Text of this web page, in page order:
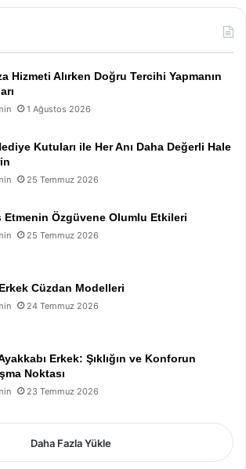
Hizmeti Alırken Doğru Tercihi Yapmanın
1 Ağustos 2026
Kutuları ile Her Anı Daha Değerli Hale
25 Temmuz 2026
Etmenin Özgüvene Olumlu Etkileri
25 Temmuz 2026
Cüzdan Modelleri
24 Temmuz 2026
Erkek: Şıklığın ve Konforun
Noktası
23 Temmuz 2026
Daha Fazla Yükle